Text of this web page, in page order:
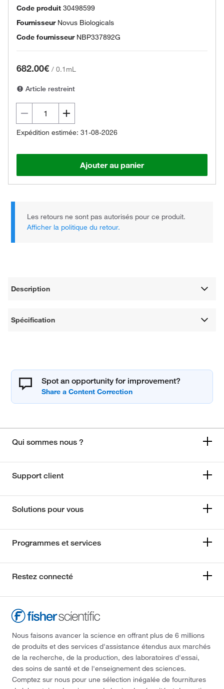
Code produit 30498599
Fournisseur Novus Biologicals
Code fournisseur NBP337892G
682.00€ / 0.1mL
Article restreint
Expédition estimée: 31-08-2026
Ajouter au panier
Les retours ne sont pas autorisés pour ce produit.
Afficher la politique du retour.
Description
Spécification
Spot an opportunity for improvement?
Qui sommes nous ?
Support client
Solutions pour vous
Programmes et services
Restez connecté
Nous faisons avancer la science en offrant plus de 6 millions
de produits et des services d'assistance étendus aux marchés
de la recherche, de la production, des laboratoires d'essai,
des soins de santé et de l'enseignement des sciences.
Comptez sur nous pour une sélection inégalée de fournitures